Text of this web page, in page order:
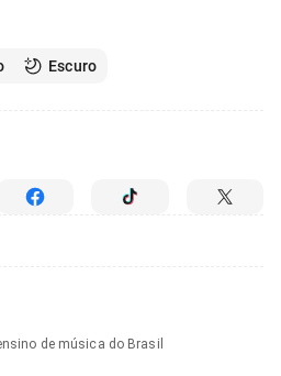
Escuro
de música do Brasil